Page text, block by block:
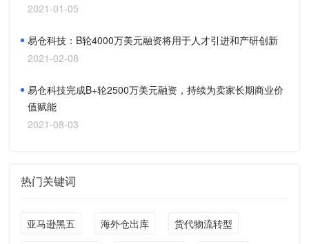
2021-01-05
易仓科技：B轮4000万美元融资将用于人才引进和产研创新
2021-02-08
易仓科技完成B+轮2500万美元融资，持续为卖家长期商业价
值赋能
2021-08-03
热门关键词
亚马逊黑五 海外仓出库 货代物流转型